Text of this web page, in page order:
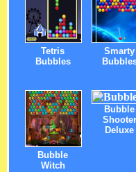
Tetris
Bubbles
Smarty
Bubble
Witch
Bubble
Shooter
Deluxe